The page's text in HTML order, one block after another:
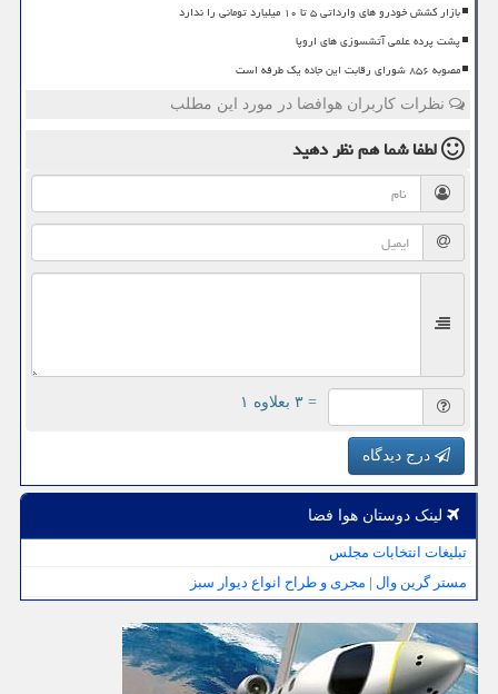
بازار کشش خودرو های وارداتی ۵ تا ۱۰ میلیارد تومانی را ندارد
پشت پرده علمی آتشسوزی های اروپا
مصوبه ۸۵۶ شورای رقابت این جاده یک طرفه است
نظرات کاربران هوافضا در مورد این مطلب
لطفا شما همنظر دهید
= ۳ بعلاوه ۱
درج دیدگاه
لینک دوستان هوا فضا
تبلیغات انتخابات مجلس
مستر گرین وال | مجری و طراح انواع دیوار سبز